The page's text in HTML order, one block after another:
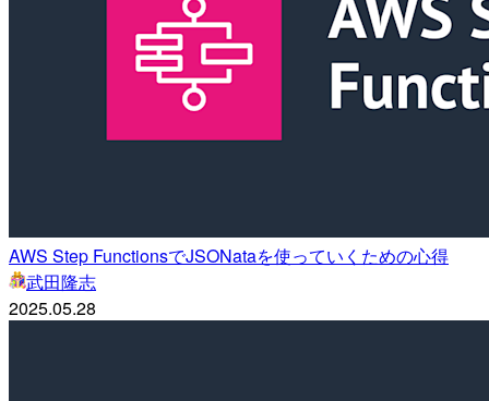
AWS Step FunctionsでJSONataを使っていくための心得
武田隆志
2025.05.28